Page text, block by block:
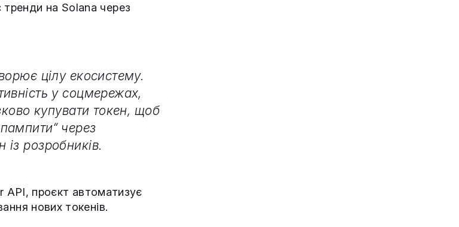
тренди на Solana через
цілу екосистему.
у соцмережах,
купувати токен, щоб
через
розробників.
API, проєкт автоматизує
нових токенів.